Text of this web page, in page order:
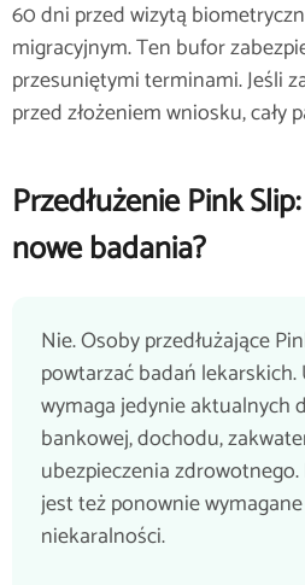
60 dni przed wizytą
migracyjnym. Ten bufor
przesuniętymi terminami. Jeśli
przed złożeniem wniosku, cały
Przedłużenie Pink
nowe badania?
Nie. Osoby przedłużające
powtarzać badań
wymaga jedynie aktualnych
bankowej, dochodu,
ubezpieczenia
jest też ponownie
niekaralności.